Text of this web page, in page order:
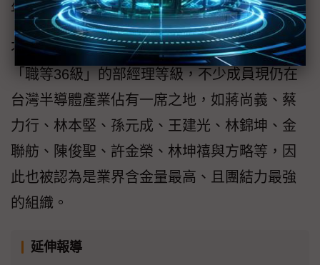
年正式成立。
不過榮友會入會資格門檻至少是退休、離職前
「職等36級」的部經理等級，不少成員現仍在
台灣半導體產業佔有一席之地，如蔣尚義、蔡
力行、林本堅、孫元成、王建光、林錦坤、金
聯舫、陳俊聖、許金榮、林坤禧與方略等，因
此也被認為是業界含金量最高、且團結力最強
的組織。
延伸報導